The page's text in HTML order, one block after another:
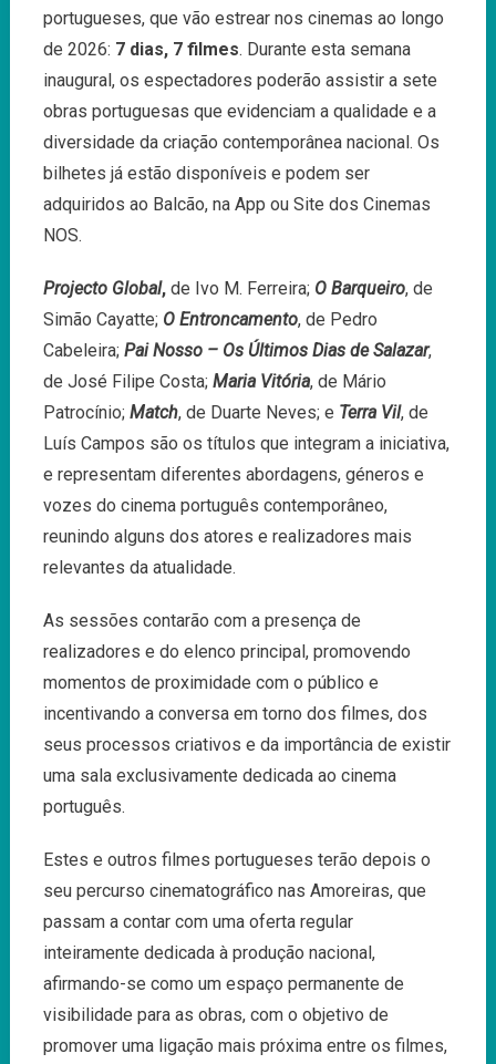
portugueses, que vão estrear nos cinemas ao longo
de 2026: 7 dias, 7 filmes. Durante esta semana
inaugural, os espectadores poderão assistir a sete
obras portuguesas que evidenciam a qualidade e a
diversidade da criação contemporânea nacional. Os
bilhetes já estão disponíveis e podem ser
adquiridos ao Balcão, na App ou Site dos Cinemas
NOS.
Projecto Global,de Ivo M. Ferreira; O Barqueiro, de
Simão Cayatte; O Entroncamento, de Pedro
Cabeleira; Pai Nosso – Os Últimos Dias de Salazar,
de José Filipe Costa; Maria Vitória, de Mário
Patrocínio; Match, de Duarte Neves; e Terra Vil, de
Luís Campos são os títulos que integram a iniciativa,
e representam diferentes abordagens, géneros e
vozes do cinema português contemporâneo,
reunindo alguns dos atores e realizadores mais
relevantes da atualidade.
As sessões contarão com a presença de
realizadores e do elenco principal, promovendo
momentos de proximidade com o público e
incentivando a conversa em torno dos filmes, dos
seus processos criativos e da importância de existir
uma sala exclusivamente dedicada ao cinema
português.
Estes e outros filmes portugueses terão depois o
seu percurso cinematográfico nas Amoreiras, que
passam a contar com uma oferta regular
inteiramente dedicada à produção nacional,
afirmando-se como um espaço permanente de
visibilidade para as obras, com o objetivo de
promover uma ligação mais próxima entre os filmes,